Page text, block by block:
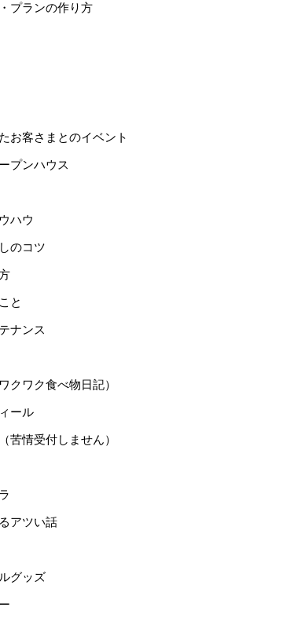
プランの作り方
お客さまとのイベント
プンハウス
ハウ
のコツ
と
ナンス
クワク食べ物日記）
ール
苦情受付しません）
アツい話
グッズ